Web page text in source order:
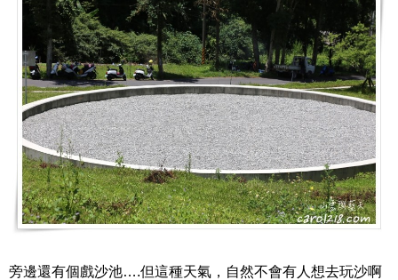
旁邊還有個戲沙池….但這種天氣，自然不會有人想去玩沙啊